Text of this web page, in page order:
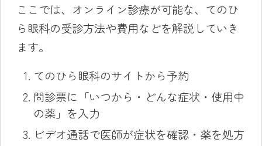
ここでは、オンライン診療が可能な、てのひ
ら眼科の受診方法や費用などを解説していき
ます。
てのひら眼科のサイトから予約
問診票に「いつから・どんな症状・使用中
の薬」を入力
ビデオ通話で医師が症状を確認・薬を処方